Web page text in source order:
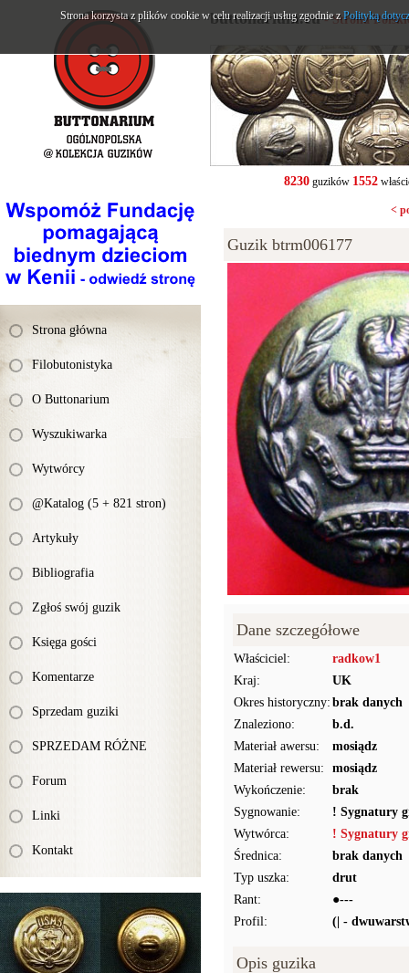
Strona główna
Filobutonistyka
O Buttonarium
Wyszukiwarka
Wytwórcy
@Katalog (5 + 821 stron)
Artykuły
Bibliografia
Zgłoś swój guzik
Księga gości
Komentarze
Sprzedam guziki
SPRZEDAM RÓŻNE
Forum
Linki
Kontakt
buttonarium.eu- Strona
8230guzików 1552
<
Guzik btrm006177
Dane szczegółowe
Właściciel:
radkow1
Kraj:
UK
Okres historyczny: brak danych
Znaleziono:
b.d.
Materiał awersu:
mosiądz
Materiał rewersu:
mosiądz
Wykończenie:
brak
Sygnowanie:
! Sygnatury
Wytwórca:
! Sygnatury
Średnica:
brak danych
Typ uszka:
drut
Rant:
●---
Profil:
(| -
Opis guzika
Strona korzysta z plików cookie w celu realizacji usług zgodnie zPolityką